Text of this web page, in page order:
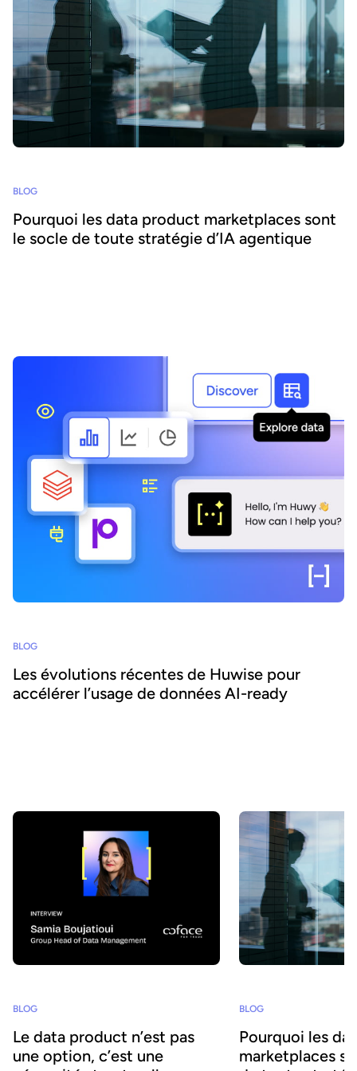
BLOG
Pourquoi les data product marketplaces sont
le socle de toute stratégie d’IA agentique
BLOG
Les évolutions récentes de Huwise pour
accélérer l’usage de données AI-ready
BLOG
Le data product n’est pas
une option, c’est une
BLOG
Pourquoi les
marketplaces